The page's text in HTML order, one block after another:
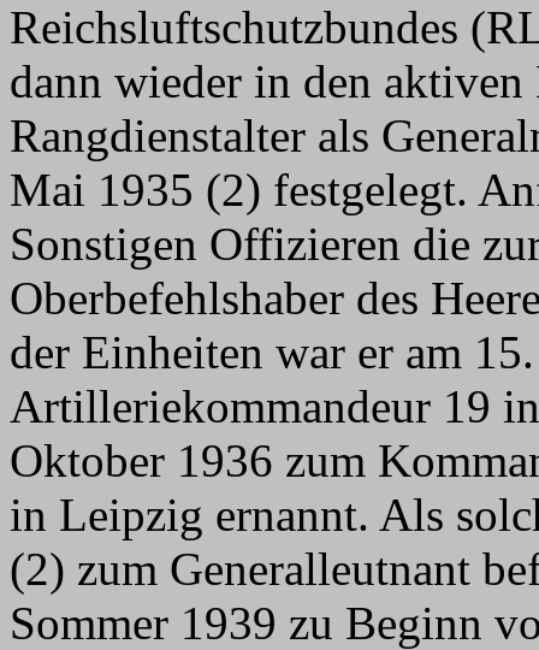
Reichsluftschutzbundes
dann wieder in den
Rangdienstalter als
Mai 1935 (2) festgelegt.
Sonstigen Offizieren die
Oberbefehlshaber des
der Einheiten war er am
Artilleriekommandeur 19
Oktober 1936 zum
in Leipzig ernannt. Als
(2) zum Generalleutnant
Sommer 1939 zu Beginn